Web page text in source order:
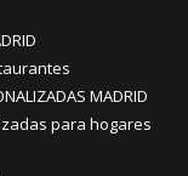
MADRID
para hogares